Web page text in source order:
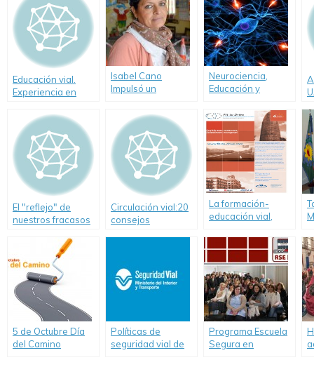
Educación vial.
Experiencia en
Tucumán
Isabel Cano
Impulsó un
educación vial en
la escuela
Neurociencia,
Educación y
El "reflejo" de
nuestros fracasos
Circulación vial:20
consejos
La formación-
educación vial,
congreso
internacional Fit to
Drive
5 de Octubre Día
del Camino
Políticas de
seguridad vial de
Programa Escuela
Segura en